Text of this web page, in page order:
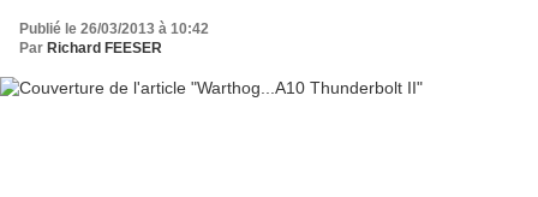
Publié le 26/03/2013 à 10:42
Par Richard FEESER